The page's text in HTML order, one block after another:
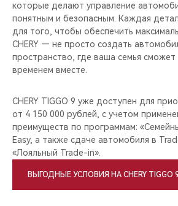
которые делают управление
понятным и безопасным. Каждая
для того, чтобы обеспечить
CHERY — не просто создать
пространство, где ваша семья сможет
временем вместе.
CHERY TIGGO 9 уже доступен для
от 4 150 000 рублей, с учетом
преимуществ по программам:
Easy, а также сдаче автомобиля в
«Лояльный Trade-in».
ВЫГОДНЫЕ УСЛОВИЯ НА CHERY TIGGO